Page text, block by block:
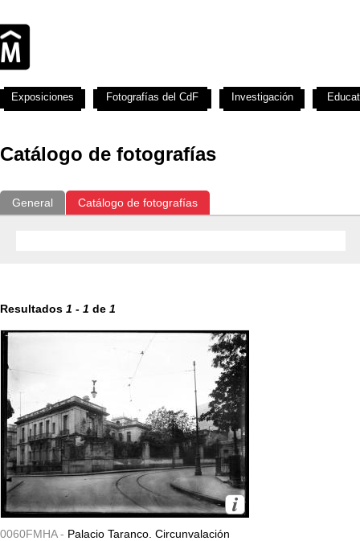
Catálogo de fotografías
General Catálogo de fotografías
Resultados 1 - 1 de 1
0060FMHA - Palacio Taranco. Circunvalación
Exposiciones Fotografías del CdF Investigación